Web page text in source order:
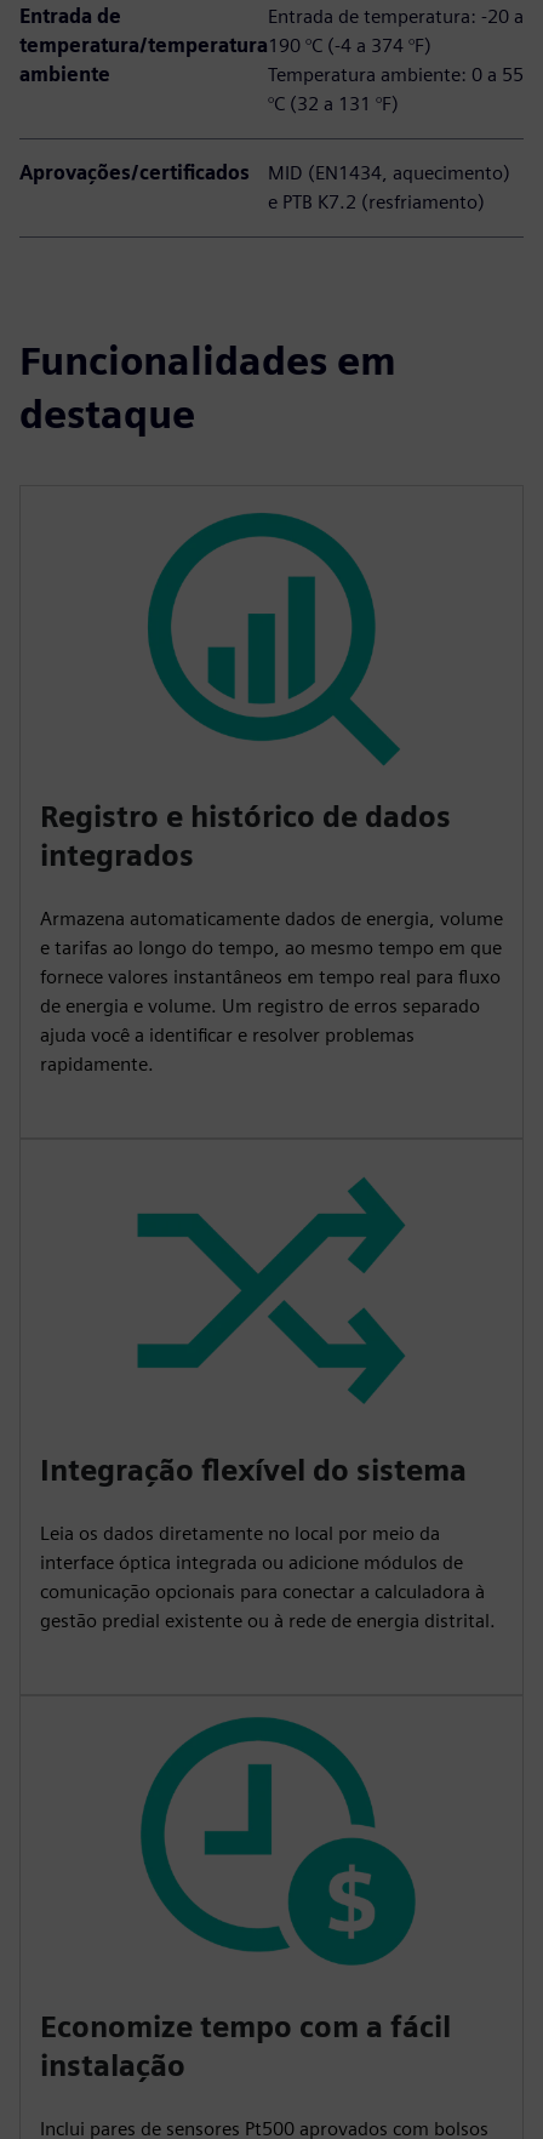
Entrada de
temperatura/temperatura
ambiente
Entrada de temperatura: -20 a
190 °C (-4 a 374 °F)
Temperatura ambiente: 0 a 55
°C (32 a 131 °F)
Aprovações/certificados
MID (EN1434, aquecimento)
e PTB K7.2 (resfriamento)
Funcionalidades em
destaque
Registro e histórico de dados
integrados
Armazena automaticamente dados de energia, volume
e tarifas ao longo do tempo, ao mesmo tempo em que
fornece valores instantâneos em tempo real para fluxo
de energia e volume. Um registro de erros separado
ajuda você a identificar e resolver problemas
rapidamente.
Integração flexível do sistema
Leia os dados diretamente no local por meio da
interface óptica integrada ou adicione módulos de
comunicação opcionais para conectar a calculadora à
gestão predial existente ou à rede de energia distrital.
Economize tempo com a fácil
instalação
Inclui pares de sensores Pt500 aprovados com bolsos